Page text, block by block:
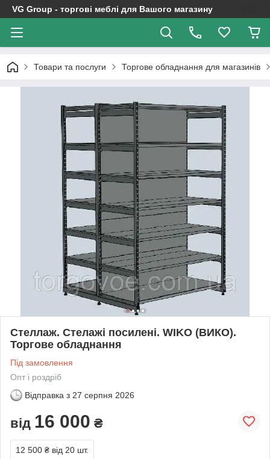
VG Group - торгові меблі для Вашого магазину
Товари та послуги Торгове обладнання для магазинів
Стеллаж. Стелажі посилені. WIKO (ВИКО).
Торгове обладнання
Під замовлення
Опт і роздріб
Відправка з 27 серпня 2026
від 16 000 ₴
12 500 ₴ від 20 шт.